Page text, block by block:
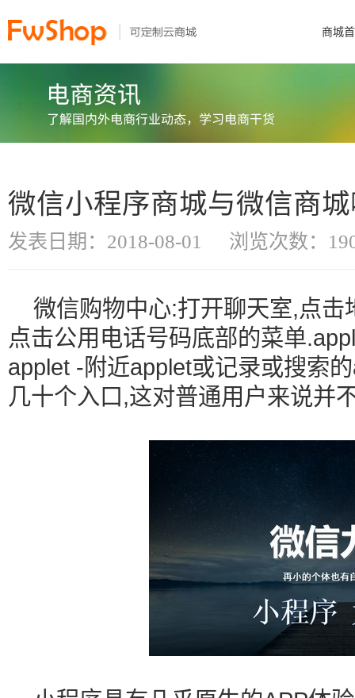
商城
微信小程序商城与微信商
发表日期：2018-08-01 浏览次数：
微信购物中心:打开聊天室,点击
点击公用电话号码底部的菜单
applet -附近applet或记录或搜索
几十个入口,这对普通用户来说并